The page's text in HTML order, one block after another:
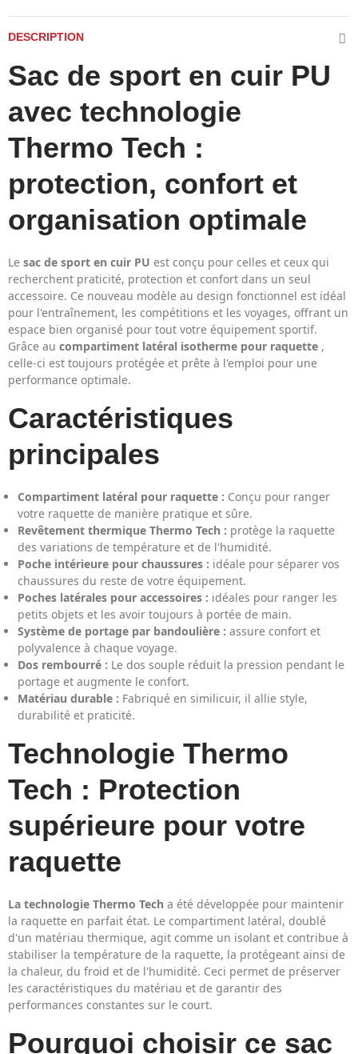
DESCRIPTION
Sac de sport en cuir PU
avec technologie
Thermo Tech :
protection, confort et
organisation optimale
Le sac de sport en cuir PU est conçu pour celles et ceux qui
recherchent praticité, protection et confort dans un seul
accessoire. Ce nouveau modèle au design fonctionnel est idéal
pour l'entraînement, les compétitions et les voyages, offrant un
espace bien organisé pour tout votre équipement sportif.
Grâce au compartiment latéral isotherme pour raquette ,
celle-ci est toujours protégée et prête à l'emploi pour une
performance optimale.
Caractéristiques
principales
Compartiment latéral pour raquette : Conçu pour ranger
votre raquette de manière pratique et sûre.
Revêtement thermique Thermo Tech : protège la raquette
des variations de température et de l'humidité.
Poche intérieure pour chaussures : idéale pour séparer vos
chaussures du reste de votre équipement.
Poches latérales pour accessoires : idéales pour ranger les
petits objets et les avoir toujours à portée de main.
Système de portage par bandoulière : assure confort et
polyvalence à chaque voyage.
Dos rembourré : Le dos souple réduit la pression pendant le
portage et augmente le confort.
Matériau durable : Fabriqué en similicuir, il allie style,
durabilité et praticité.
Technologie Thermo
Tech : Protection
supérieure pour votre
raquette
La technologie Thermo Tech a été développée pour maintenir
la raquette en parfait état. Le compartiment latéral, doublé
d'un matériau thermique, agit comme un isolant et contribue à
stabiliser la température de la raquette, la protégeant ainsi de
la chaleur, du froid et de l'humidité. Ceci permet de préserver
les caractéristiques du matériau et de garantir des
performances constantes sur le court.
Pourquoi choisir ce sac